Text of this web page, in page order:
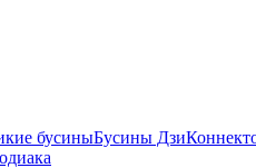
бусиныБусины Дзи